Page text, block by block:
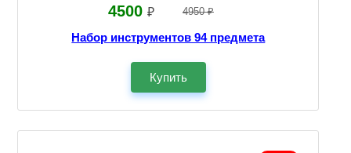
4500 ₽ 4950 ₽
Набор инструментов 94 предмета
Купить